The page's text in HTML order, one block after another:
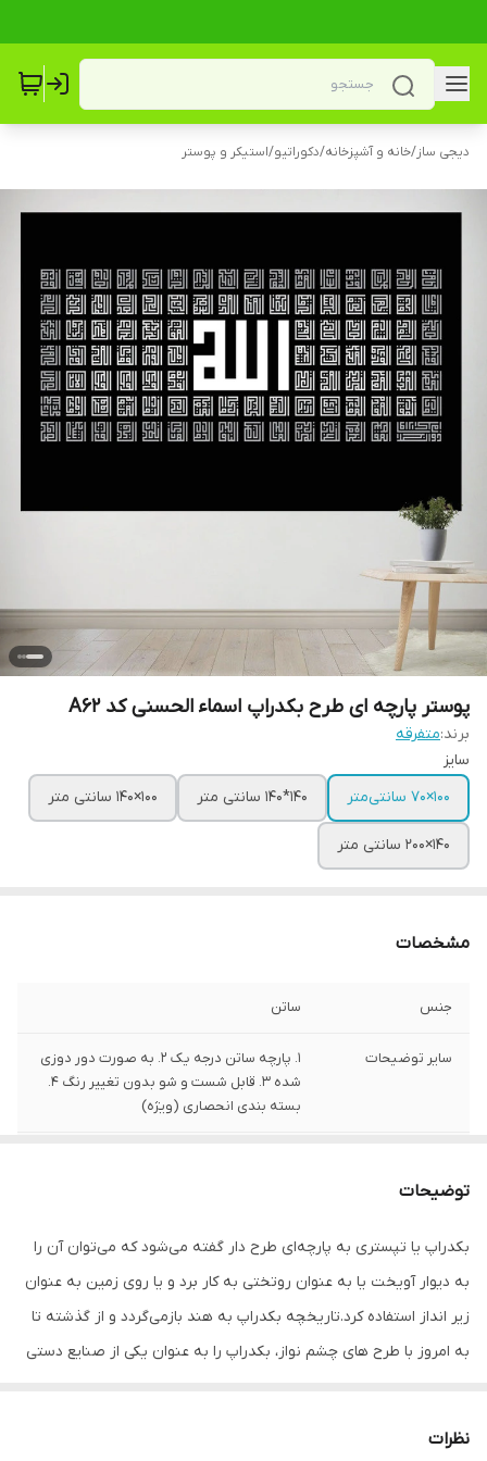
دیجی ساز/خانه و آشپزخانه/دکوراتیو/استیکر و پوستر
پوستر پارچه ای طرح بکدراپ اسماء الحسنی کد A62
برند:متفرقه
سایز
100×70 سانتی‌متر
140*140 سانتی متر 100×140 سانتی متر
140×200 سانتی متر
مشخصات
جنس ساتن
سایر توضیحات
1. پارچه ساتن درجه یک 2. به صورت دور دوزی
شده 3. قابل شست و شو بدون تغییر رنگ 4.
بسته بندی انحصاری (ویژه)
توضیحات
بکدراپ یا تپستری به پارچه‌ای طرح دار گفته می‌شود که می‌توان آن را
به دیوار آویخت یا به عنوان روتختی به کار برد و یا روی زمین به عنوان
زیر انداز استفاده کرد.‌تاریخچه بکدراپ به هند بازمی‌گردد و از گذشته تا
به امروز با طرح های چشم نواز، بکدراپ را به عنوان یکی از صنایع دستی
رفته در این بکدراپ ثابت بوده و به راحتی وبدون هیچ گونه نگرانی
نظرات